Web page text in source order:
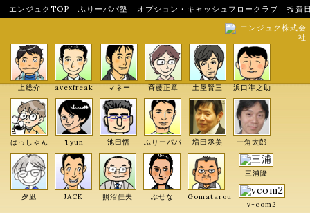
エンジュクTOP ふりーパパ塾 オプション・キャッシュフロークラブ
投資
エンジュク株式会
社
上総介 avexfreak マネー 斉藤正章 土屋賢三 浜口準之助
はっしゃん Tyun 池田悟 ふりーパパ 増田丞美 一角太郎
夕凪 JACK 照沼佳夫 ぶせな Gomatarou
三浦隆
v-com2